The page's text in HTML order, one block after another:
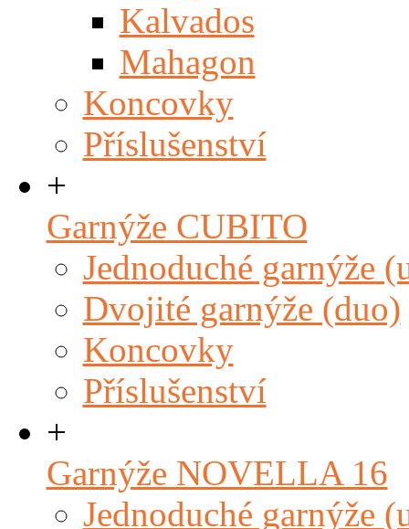
Kalvados
Mahagon
Koncovky
Příslušenství
+
Garnýže CUBITO
Jednoduché garnýže
Dvojité garnýže (duo)
Koncovky
Příslušenství
+
Garnýže NOVELLA 16
Jednoduché garnýže